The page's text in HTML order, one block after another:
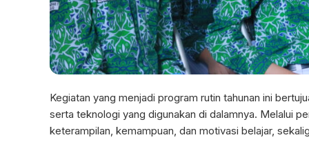
Kegiatan yang menjadi program rutin tahunan ini
serta teknologi yang digunakan di dalamnya. Melalui
keterampilan, kemampuan, dan motivasi belajar,